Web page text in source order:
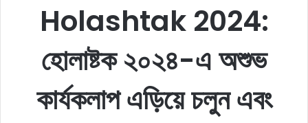
Holashtak 2024:
হোলাষ্টক ২০২৪-এ অশুভ
কার্যকলাপ এড়িয়ে চলুন এবং